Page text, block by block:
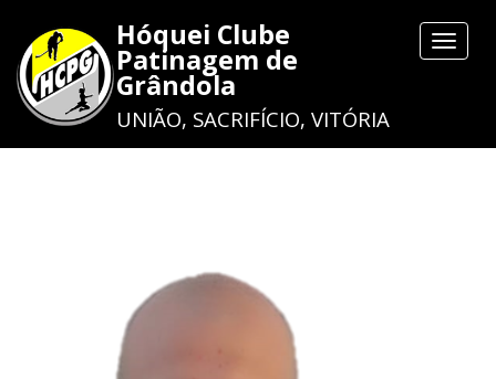
Toggle
Hóquei Clube
Patinagem de
Grândola
UNIÃO, SACRIFÍCIO, VITÓRIA